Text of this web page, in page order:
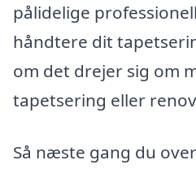
pålidelige
håndtere dit
om det drejer sig om
tapetsering eller
Så næste gang du